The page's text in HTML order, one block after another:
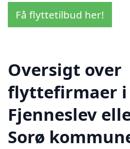
Få flyttetilbud her!
Oversigt over
flyttefirmaer i
Fjenneslev
Sorø